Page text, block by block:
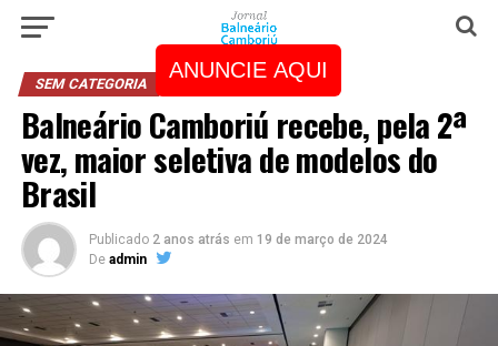
ANUNCIE AQUI
SEM CATEGORIA
Balneário Camboriú recebe, pela 2ª
vez, maior seletiva de modelos do
Brasil
Publicado 2 anos atrás em 19 de março de 2024
De admin